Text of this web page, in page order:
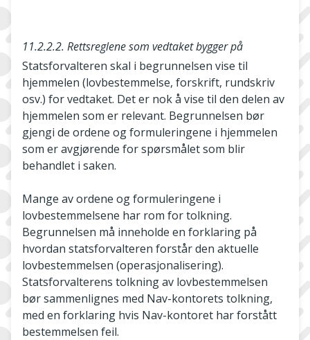
11.2.2.2. Rettsreglene som vedtaket bygger på
Statsforvalteren skal i begrunnelsen vise til
hjemmelen (lovbestemmelse, forskrift, rundskriv
osv.) for vedtaket. Det er nok å vise til den delen av
hjemmelen som er relevant. Begrunnelsen bør
gjengi de ordene og formuleringene i hjemmelen
som er avgjørende for spørsmålet som blir
behandlet i saken.
Mange av ordene og formuleringene i
lovbestemmelsene har rom for tolkning.
Begrunnelsen må inneholde en forklaring på
hvordan statsforvalteren forstår den aktuelle
lovbestemmelsen (operasjonalisering).
Statsforvalterens tolkning av lovbestemmelsen
bør sammenlignes med Nav­-kontorets tolkning,
med en forklaring hvis Nav-­kontoret har forstått
bestemmelsen feil.